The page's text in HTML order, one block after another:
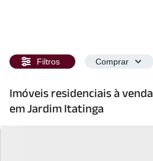
Filtros Comprar
Imóveis residenciais à venda
em Jardim Itatinga